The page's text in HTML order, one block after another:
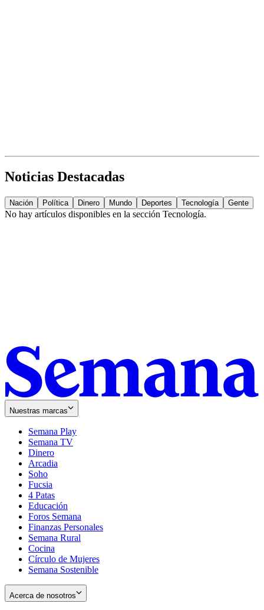
Noticias Destacadas
Nación Política Dinero Mundo Deportes Tecnología Gente
No hay artículos disponibles en la sección Tecnología.
Nuestras marcas
Semana Play
Semana TV
Dinero
Arcadia
Soho
in
new
window
Fucsia
in
new
window
4 Patas
Educación
Foros Semana
Finanzas Personales
Semana Rural
Cocina
Círculo de Mujeres
Semana Sostenible
Acerca de nosotros